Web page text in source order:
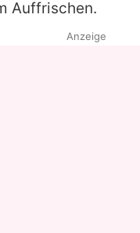
Auffrischen.
Anzeige